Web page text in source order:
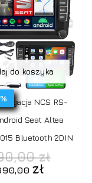
do koszyka
NCS RS-
Seat Altea
Bluetooth 2DIN
zł
zł